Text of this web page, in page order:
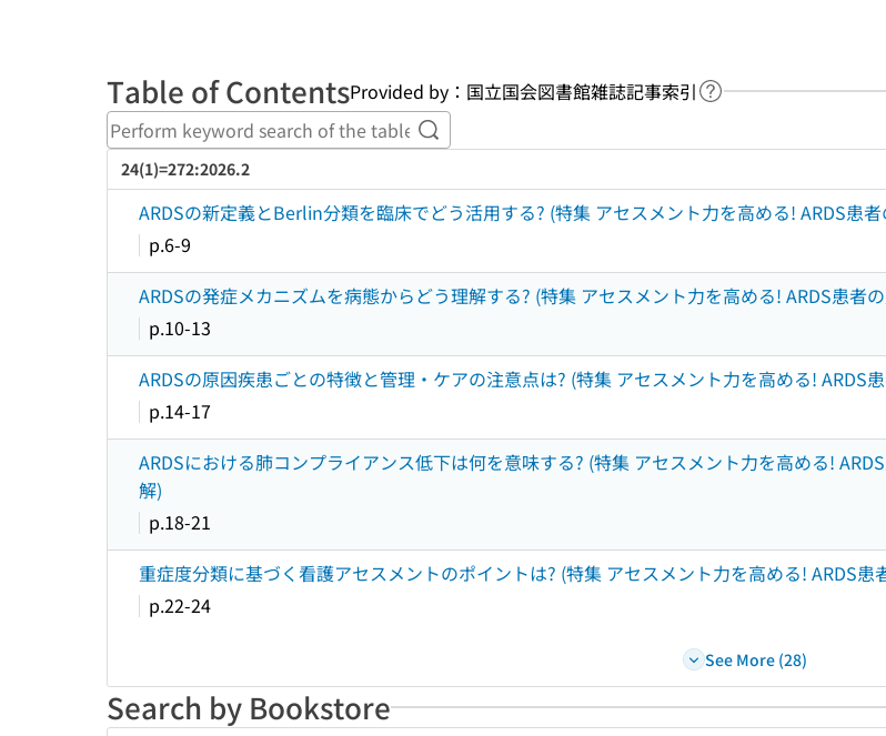
Table of ContentsProvided by：国立国会図書館雑誌記事索引 Link to Help Page
Perform keyword search of the table of contents
24(1)=272:2026.2
ARDSの新定義とBerlin分類を臨床でどう活用する? (特集 アセスメント力を高める! ARDS患
p.6-9
ARDSの発症メカニズムを病態からどう理解する? (特集 アセスメント力を高める! ARDS患者
p.10-13
ARDSの原因疾患ごとの特徴と管理・ケアの注意点は? (特集 アセスメント力を高める! ARDS
p.14-17
ARDSにおける肺コンプライアンス低下は何を意味する? (特集 アセスメント力を高める!
解)
p.18-21
重症度分類に基づく看護アセスメントのポイントは? (特集 アセスメント力を高める! ARDS
p.22-24
See More (28)
Search by Bookstore